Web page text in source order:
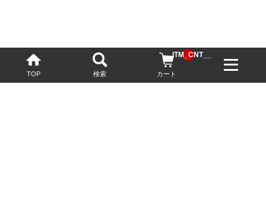
TOP 検索 カート
__ITM_CNT__